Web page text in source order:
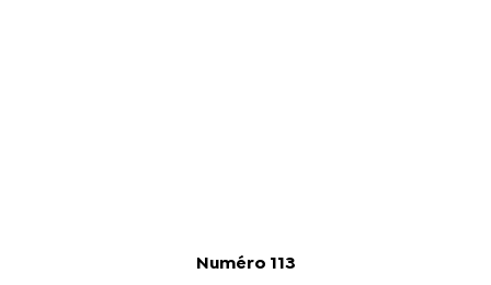
Numéro 113